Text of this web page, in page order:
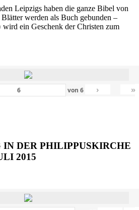
Leipzigs haben die ganze Bibel von
werden als Buch gebunden –
wird ein Geschenk der Christen zum
von6 › »
DER PHILIPPUSKIRCHE
2015